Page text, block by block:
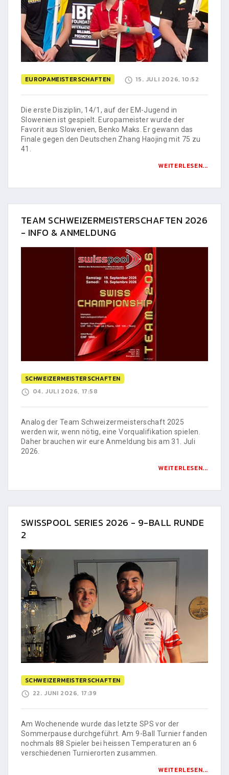
EUROPAMEISTERSCHAFTEN 15. JULI 2026, 10:52
Die erste Disziplin, 14/1, auf der EM-Jugend in
Slowenien ist gespielt. Europameister wurde der
Favorit aus Slowenien, Benko Maks. Er gewann das
Finale gegen den Deutschen Zhang Haojing mit 75 zu
41.
WEITERLESEN...
TEAM SCHWEIZERMEISTERSCHAFTEN 2026
- INFO & ANMELDUNG
SCHWEIZERMEISTERSCHAFTEN
04. JULI 2026, 17:58
Analog der Team Schweizermeisterschaft 2025
werden wir, wenn nötig, eine Vorqualifikation spielen.
Daher brauchen wir eure Anmeldung bis am 31. Juli
2026.
WEITERLESEN...
SWISSPOOL SERIES 2026 - 9-BALL RUNDE
2
SCHWEIZERMEISTERSCHAFTEN
22. JUNI 2026, 17:39
Am Wochenende wurde das letzte SPS vor der
Sommerpause durchgeführt. Am 9-Ball Turnier fanden
nochmals 88 Spieler bei heissen Temperaturen an 6
verschiedenen Turnierorten zusammen.
WEITERLESEN...